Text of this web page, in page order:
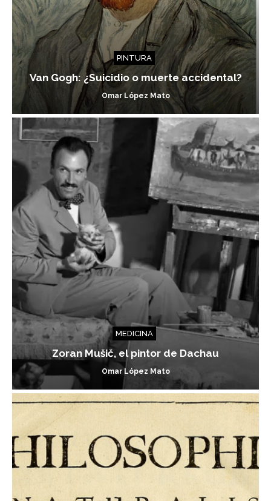
PINTURA
Van Gogh: ¿Suicidio o muerte accidental?
Omar López Mato
MEDICINA
Zoran Mušič, el pintor de Dachau
Omar López Mato